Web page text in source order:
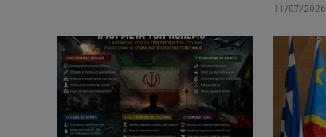
11/07/2026